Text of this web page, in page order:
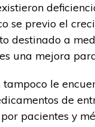
se previo el
destinado a
una mejora
tampoco le
de
pacientes y